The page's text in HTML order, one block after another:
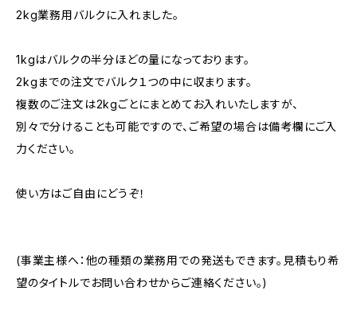
2kg業務用バルクに入れました。
1kgはバルクの半分ほどの量になっております。
2kgまでの注文でバルク１つの中に収まります。
複数のご注文は2kgごとにまとめてお入れいたしますが、
別々で分けることも可能ですので、ご希望の場合は備考欄にご入
力ください。
使い方はご自由にどうぞ！
(事業主様へ：他の種類の業務用での発送もできます。見積もり希
望のタイトルでお問い合わせからご連絡ください。)